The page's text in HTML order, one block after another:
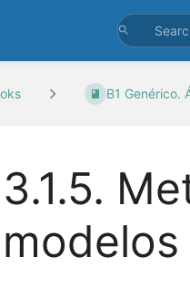
B1 Genérico.
3.1.5.